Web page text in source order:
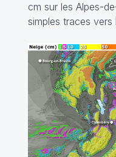
cm sur les Alpes-
simples traces vers